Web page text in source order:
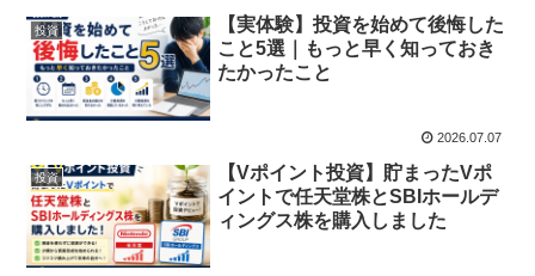
投資
【実体験】投資を始めて後悔した
こと5選｜もっと早く知っておき
たかったこと
2026.07.07
投資
【Vポイント投資】貯まったVポ
イントで任天堂株とSBIホールデ
ィングス株を購入しました